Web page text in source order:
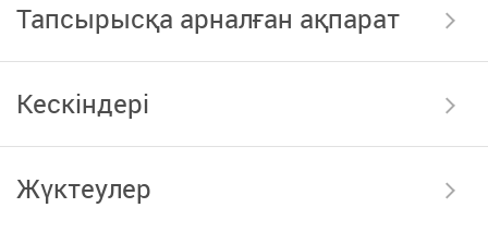
Тапсырысқа арналған ақпарат
Кескіндері
Жүктеулер